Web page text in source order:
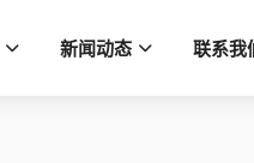
新闻动态 联系我